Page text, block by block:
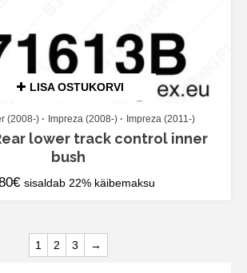
LISA OSTUKORVI
(2008-) Impreza (2008-) Impreza (2011-)
lower track control inner
bush
€ sisaldab 22% käibemaksu
1 2 3 →